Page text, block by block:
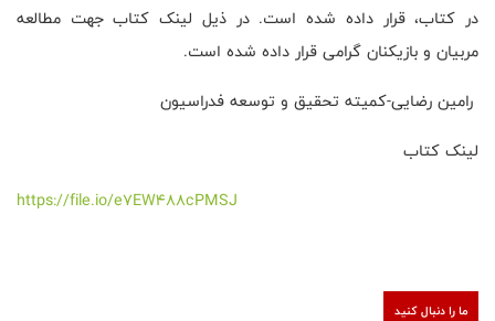
در کتاب، قرار داده شده است. در ذیل لینک کتاب جهت مطالعه
مربیان و بازیکنان گرامی قرار داده شده است.
رامین رضایی-کمیته تحقیق و توسعه فدراسیون
لینک کتاب
https://file.io/e7EW488cPMSJ
ما را دنبال کنید